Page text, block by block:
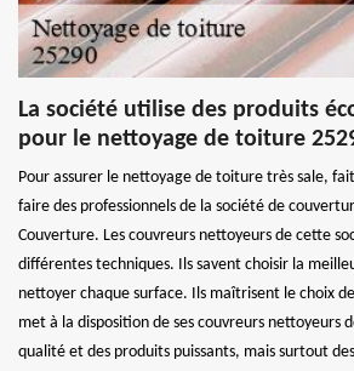
La société utilise des produits
pour le nettoyage de toiture
Pour assurer le nettoyage de toiture très sale,
faire des professionnels de la société de
Couverture. Les couvreurs nettoyeurs de cette
différentes techniques. Ils savent choisir la
nettoyer chaque surface. Ils maîtrisent le choix
met à la disposition de ses couvreurs nettoyeurs
qualité et des produits puissants, mais surtout